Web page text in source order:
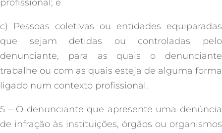
profissional; e
c) Pessoas coletivas ou entidades equiparadas
que sejam detidas ou controladas pelo
denunciante, para as quais o denunciante
trabalhe ou com as quais esteja de alguma forma
ligado num contexto profissional.
5 – O denunciante que apresente uma denúncia
de infração às instituições, órgãos ou organismos